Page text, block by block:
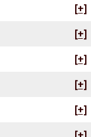
[+]
[+]
[+]
[+]
[+]